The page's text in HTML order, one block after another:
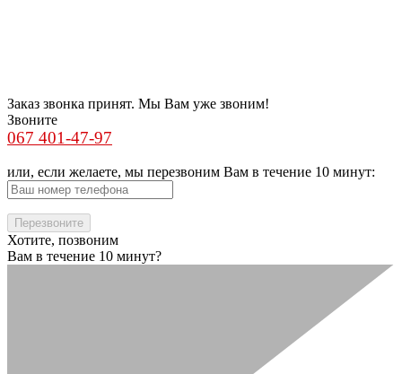
Заказ звонка принят. Мы Вам уже звоним!
Звоните
067 401-47-97
или, если желаете, мы перезвоним Вам в течение 10 минут:
Хотите, позвоним
Вам в течение 10 минут?